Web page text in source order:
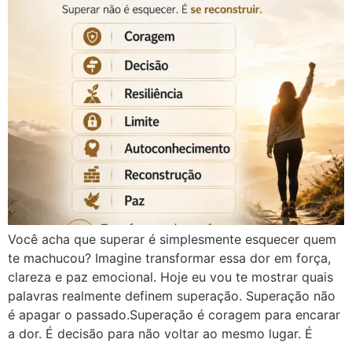
Você acha que superar é simplesmente esquecer quem
te machucou? Imagine transformar essa dor em força,
clareza e paz emocional. Hoje eu vou te mostrar quais
palavras realmente definem superação. Superação não
é apagar o passado.Superação é coragem para encarar
a dor. É decisão para não voltar ao mesmo lugar. É